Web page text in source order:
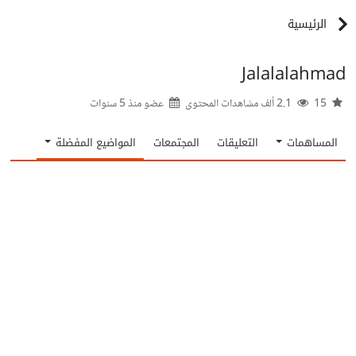
الرئيسية
Jalalalahmad
عضو منذ5 سنوات
المساهمات التعليقات المجتمعات المواضيع المفضلة